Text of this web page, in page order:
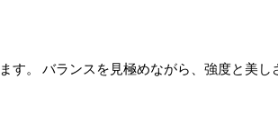
す。 バランスを見極めながら、強度と美し